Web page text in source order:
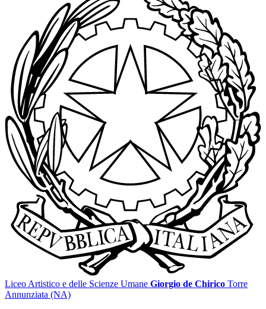
Liceo Artistico e delle Scienze Umane Giorgio de Chirico Torre
Annunziata (NA)